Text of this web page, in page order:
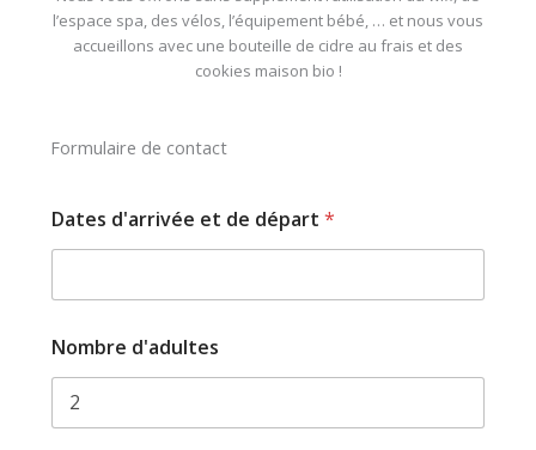
l’espace spa, des vélos, l’équipement bébé, … et nous vous
accueillons avec une bouteille de cidre au frais et des
cookies maison bio !
Formulaire de contact
Dates d'arrivée et de départ *
Nombre d'adultes